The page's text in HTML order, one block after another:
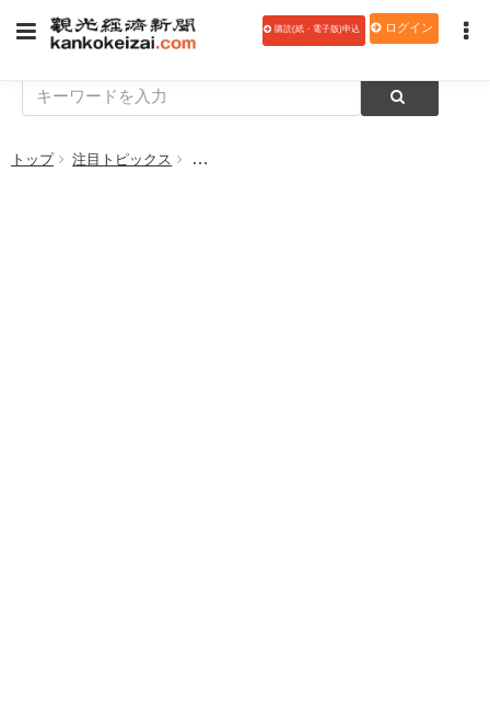
購読(紙・電子版)申込 ログイン
トップ 注目トピックス 富士急ハイランド、人気アニメ「ラブライブ